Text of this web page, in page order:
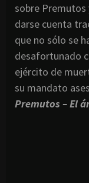
sobre Premutos
darse cuenta
que no sólo se
desafortunado
ejército de
su mandato
Premutos – El